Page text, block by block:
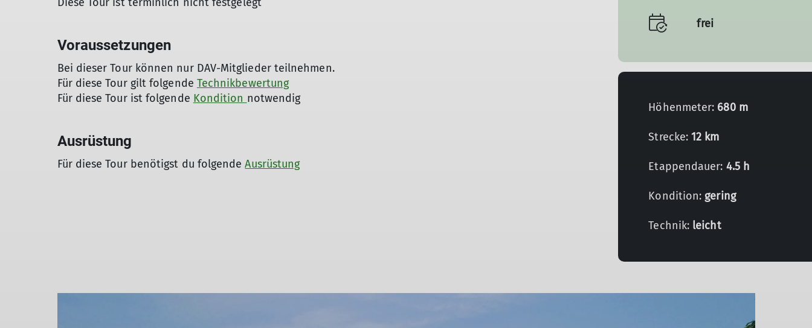
Voraussetzungen
Bei dieser Tour können nur DAV-Mitglieder teilnehmen.
Für diese Tour gilt folgende Technikbewertung
Für diese Tour ist folgende Kondition notwendig
Ausrüstung
Für diese Tour benötigst du folgendeAusrüstung
frei
Höhenmeter: 680 m
Strecke:12 km
Etappendauer: 4.5 h
Kondition: gering
Technik: leicht